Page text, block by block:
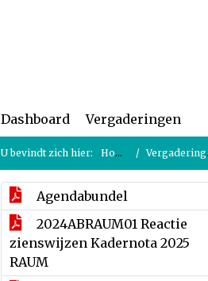
Dashboard Vergaderingen
U bevindt zich hier: Home Vergaderingen
Agendabundel
2024ABRAUM01 Reactie
zienswijzen Kadernota 2025
RAUM